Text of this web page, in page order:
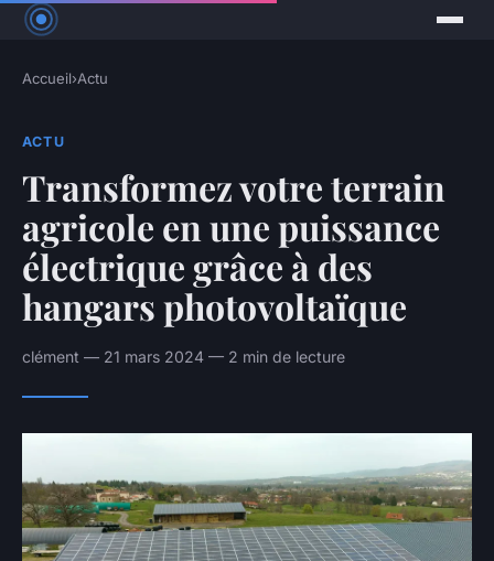
Accueil›Actu
ACTU
Transformez votre terrain
agricole en une puissance
électrique grâce à des
hangars photovoltaïque
clément — 21 mars 2024 — 2 min de lecture